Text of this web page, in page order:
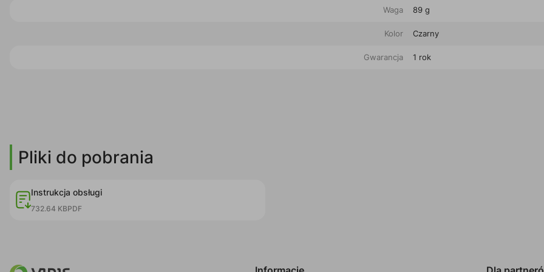
Waga 89 g
Kolor Czarny
Gwarancja 1 rok
Pliki do pobrania
Instrukcja obsługi
732.64 KBPDF